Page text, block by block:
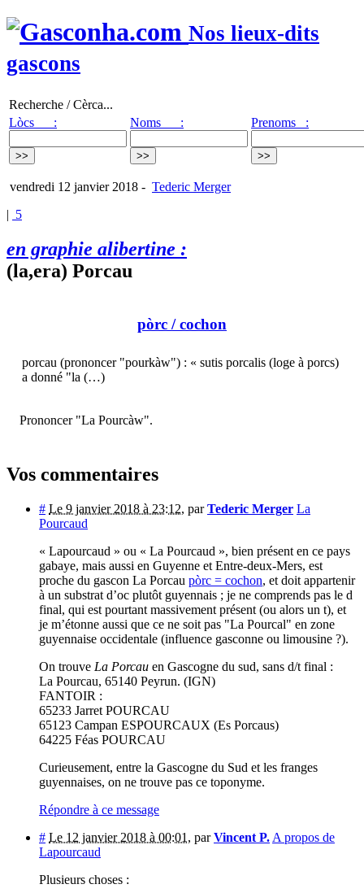
Nos lieux-dits
gascons
Recherche / Cèrca...
Lòcs :
Noms : Prenoms :
vendredi 12 janvier 2018 - Tederic Merger
| 5
en graphie alibertine :
(la,era) Porcau
pòrc / cochon
porcau (prononcer "pourkàw") : « sutis porcalis (loge à porcs)
a donné "la (…)
Prononcer "La Pourcàw".
Vos commentaires
# Le 9 janvier 2018 à 23:12, parTederic Merger La
Pourcaud
« Lapourcaud » ou « La Pourcaud », bien présent en ce pays
gabaye, mais aussi en Guyenne et Entre-deux-Mers, est
proche du gascon La Porcau pòrc = cochon, et doit appartenir
à un substrat d’oc plutôt guyennais ; je ne comprends pas le d
final, qui est pourtant massivement présent (ou alors un t), et
je m’étonne aussi que ce ne soit pas "La Pourcal" en zone
guyennaise occidentale (influence gasconne ou limousine ?).
On trouve La Porcau en Gascogne du sud, sans d/t final :
La Pourcau, 65140 Peyrun. (IGN)
FANTOIR :
65233 Jarret POURCAU
65123 Campan ESPOURCAUX (Es Porcaus)
64225 Féas POURCAU
Curieusement, entre la Gascogne du Sud et les franges
guyennaises, on ne trouve pas ce toponyme.
Répondre à ce message
# Le 12 janvier 2018 à 00:01 , parVincent P. A propos de
Lapourcaud
Plusieurs choses :